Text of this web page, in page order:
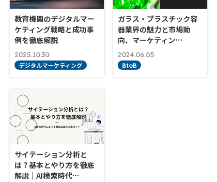
教育機関のデジタルマー
ケティング戦略と成功事
例を徹底解説
2025.10.30
デジタルマーケティング
ガラス・プラスチック容
器業界の魅力と市場動
向、マーケティン…
2024.06.05
BtoB
サイテーション分析と
は？基本とやり方を徹底
解説｜AI検索時代…